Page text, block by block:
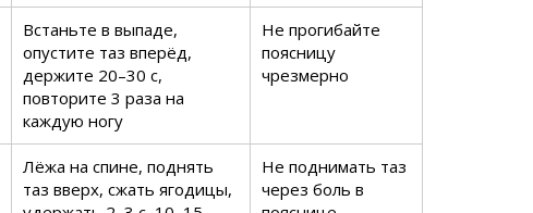
Встаньте в выпаде,
опустите таз вперёд,
держите 20–30 с,
повторите 3 раза на
каждую ногу
Не прогибайте
поясницу
чрезмерно
Лёжа на спине, поднять
таз вверх, сжать ягодицы,
Не поднимать таз
через боль в